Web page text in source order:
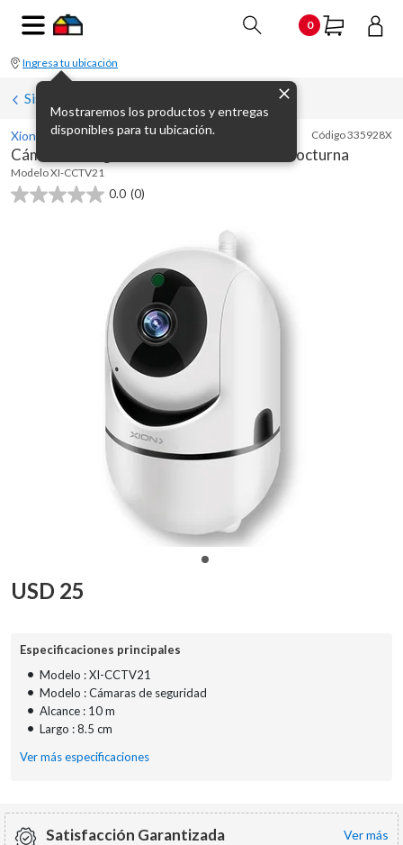
0
Ingresa tu ubicación
Mostraremos los productos y entregas
disponibles para tu ubicación.
Sistemas de vigilancia (CCTV y dvr)
Xion Código335928X
Cámara de seguridad WiFi interior visión nocturna
ModeloXI-CCTV21
0.0 (0)
0.0
USD 25
Especificaciones principales
• Modelo : XI-CCTV21
• Modelo : Cámaras de seguridad
• Alcance : 10 m
• Largo : 8.5 cm
Ver más especificaciones
Satisfacción Garantizada
ver más